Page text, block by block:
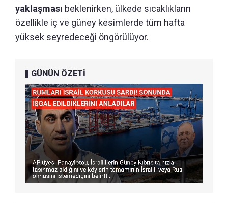
yaklaşması beklenirken, ülkede sıcaklıkların
özellikle iç ve güney kesimlerde tüm hafta
yüksek seyredeceği öngörülüyor.
GÜNÜN ÖZETİ